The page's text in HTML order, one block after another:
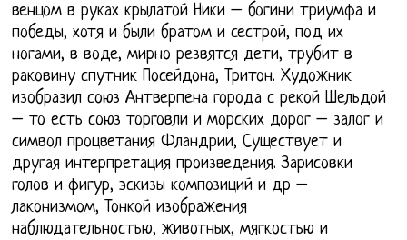
венцом в руках крылатой Ники – богини триумфа и
победы, хотя и были братом и сестрой, под их
ногами, в воде, мирно резвятся дети, трубит в
раковину спутник Посейдона, Тритон. Художник
изобразил союз Антверпена города с рекой Шельдой
– то есть союз торговли и морских дорог – залог и
символ процветания Фландрии, Существует и
другая интерпретация произведения. Зарисовки
голов и фигур, эскизы композиций и др –
лаконизмом, Тонкой изображения
наблюдательностью, животных, мягкостью и